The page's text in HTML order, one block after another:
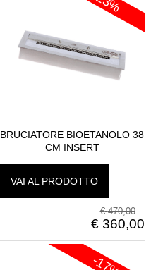
BRUCIATORE BIOETANOLO 38
CM INSERT
VAI AL PRODOTTO
€ 470,00
€ 360,00